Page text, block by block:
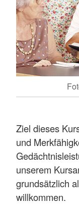
Ziel dieses
und
unserem
grundsätzlich
willkommen.